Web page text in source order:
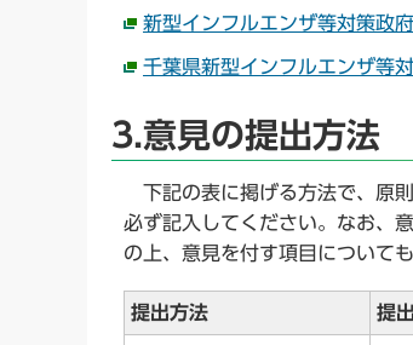
新型インフルエンザ等対策政
千葉県新型インフルエンザ等
3.意見の提出方法
下記の表に掲げる方法で、原
必ず記入してください。なお、
の上、意見を付す項目につい
提出方法 提